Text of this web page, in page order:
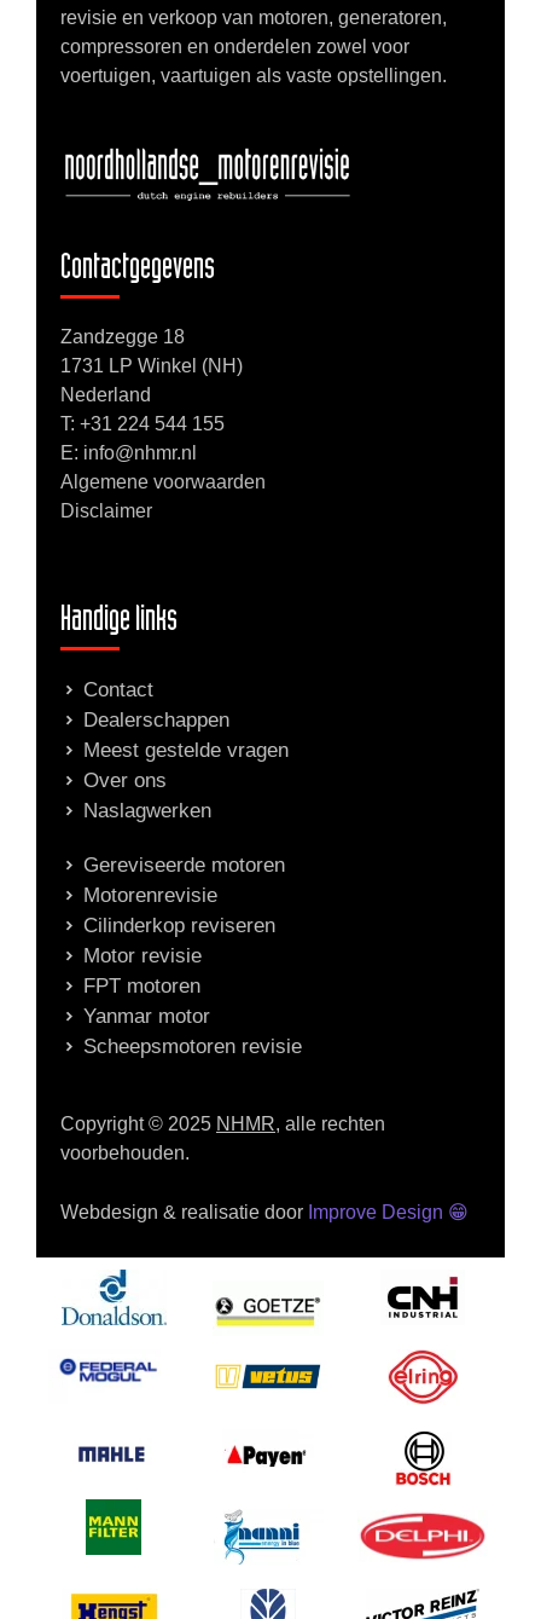
revisie en verkoop van motoren, generatoren,
compressoren en onderdelen zowel voor
voertuigen, vaartuigen als vaste opstellingen.
Contactgegevens
Zandzegge 18
1731 LP Winkel (NH)
Nederland
T: +31 224 544 155
E: info@nhmr.nl
Algemene voorwaarden
Disclaimer
Handige links
Contact
Dealerschappen
Meest gestelde vragen
Over ons
Naslagwerken
Gereviseerde motoren
Motorenrevisie
Cilinderkop reviseren
Motor revisie
FPT motoren
Yanmar motor
Scheepsmotoren revisie
Copyright © 2025 NHMR, alle rechten
voorbehouden.
Webdesign & realisatie door Improve Design 😁